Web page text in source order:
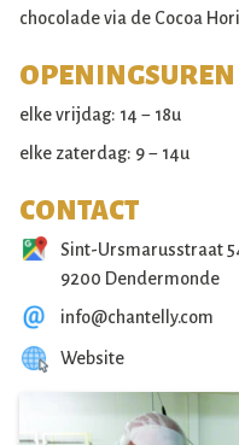
chocolade via de Cocoa
OPENINGSUREN
elke vrijdag: 14 − 18u
elke zaterdag: 9 − 14u
CONTACT
Sint-Ursmarusstraat
9200 Dendermonde
info@chantelly.com
Website